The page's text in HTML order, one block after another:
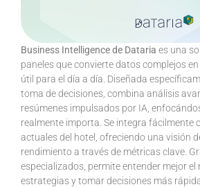
Business Intelligence de Dataria es una
paneles que convierte datos complejos
útil para el día a día. Diseñada
toma de decisiones, combina análisis
resúmenes impulsados por IA,
realmente importa. Se integra fácilmente
actuales del hotel, ofreciendo una visión
rendimiento a través de métricas clave.
especializados, permite entender mejor
estrategias y tomar decisiones más